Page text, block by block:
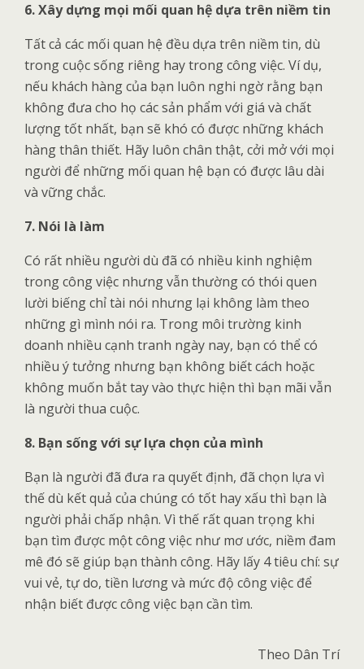
6. Xây dựng mọi mối quan hệ dựa trên niềm tin
Tất cả các mối quan hệ đều dựa trên niềm tin, dù
trong cuộc sống riêng hay trong công việc. Ví dụ,
nếu khách hàng của bạn luôn nghi ngờ rằng bạn
không đưa cho họ các sản phẩm với giá và chất
lượng tốt nhất, bạn sẽ khó có được những khách
hàng thân thiết. Hãy luôn chân thật, cởi mở với mọi
người để những mối quan hệ bạn có được lâu dài
và vững chắc.
7. Nói là làm
Có rất nhiều người dù đã có nhiều kinh nghiệm
trong công việc nhưng vẫn thường có thói quen
lười biếng chỉ tài nói nhưng lại không làm theo
những gì mình nói ra. Trong môi trường kinh
doanh nhiều cạnh tranh ngày nay, bạn có thể có
nhiều ý tưởng nhưng bạn không biết cách hoặc
không muốn bắt tay vào thực hiện thì bạn mãi vẫn
là người thua cuộc.
8. Bạn sống với sự lựa chọn của mình
Bạn là người đã đưa ra quyết định, đã chọn lựa vì
thế dù kết quả của chúng có tốt hay xấu thì bạn là
người phải chấp nhận. Vì thế rất quan trọng khi
bạn tìm được một công việc như mơ ước, niềm đam
mê đó sẽ giúp bạn thành công. Hãy lấy 4 tiêu chí: sự
vui vẻ, tự do, tiền lương và mức độ công việc để
nhận biết được công việc bạn cần tìm.
Theo Dân Trí